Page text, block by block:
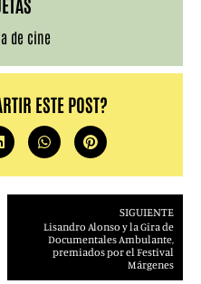
de cine
ESTE POST?
SIGUIENTE
Lisandro Alonso y la Gira de
Documentales Ambulante,
premiados por el Festival
Márgenes